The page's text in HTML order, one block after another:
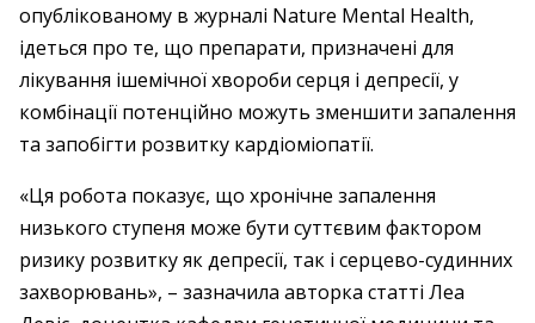
опублікованому в журналі Nature Mental Health,
ідеться про те, що препарати, призначені для
лікування ішемічної хвороби серця і депресії, у
комбінації потенційно можуть зменшити запалення
та запобігти розвитку кардіоміопатії.
«Ця робота показує, що хронічне запалення
низького ступеня може бути суттєвим фактором
ризику розвитку як депресії, так і серцево-судинних
захворювань», – зазначила авторка статті Леа